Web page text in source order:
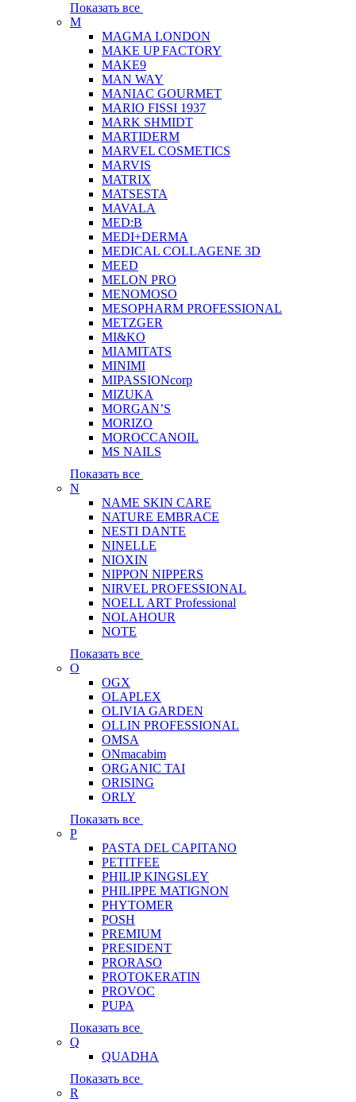
Показать все
M
MAGMA LONDON
MAKE UP FACTORY
MAKE9
MAN WAY
MANIAC GOURMET
MARIO FISSI 1937
MARK SHMIDT
MARTIDERM
MARVEL COSMETICS
MARVIS
MATRIX
MATSESTA
MAVALA
MED:B
MEDI+DERMA
MEDICAL COLLAGENE 3D
MEED
MELON PRO
MENOMOSO
MESOPHARM PROFESSIONAL
METZGER
MI&KO
MIAMITATS
MINIMI
MIPASSIONcorp
MIZUKA
MORGAN’S
MORIZO
MOROCCANOIL
MS NAILS
Показать все
N
NAME SKIN CARE
NATURE EMBRACE
NESTI DANTE
NINELLE
NIOXIN
NIPPON NIPPERS
NIRVEL PROFESSIONAL
NOELL ART Professional
NOLAHOUR
NOTE
Показать все
O
OGX
OLAPLEX
OLIVIA GARDEN
OLLIN PROFESSIONAL
OMSA
ONmacabim
ORGANIC TAI
ORISING
ORLY
Показать все
P
PASTA DEL CAPITANO
PETITFEE
PHILIP KINGSLEY
PHILIPPE MATIGNON
PHYTOMER
POSH
PREMIUM
PRESIDENT
PRORASO
PROTOKERATIN
PROVOC
PUPA
Показать все
Q
QUADHA
Показать все
R